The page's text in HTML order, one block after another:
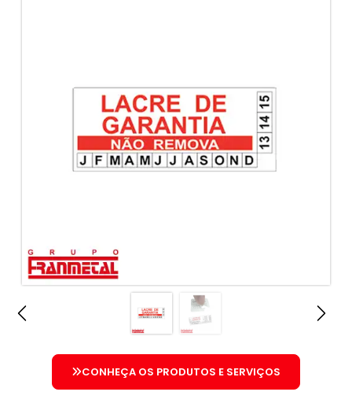
CONHEÇA OS PRODUTOS E SERVIÇOS